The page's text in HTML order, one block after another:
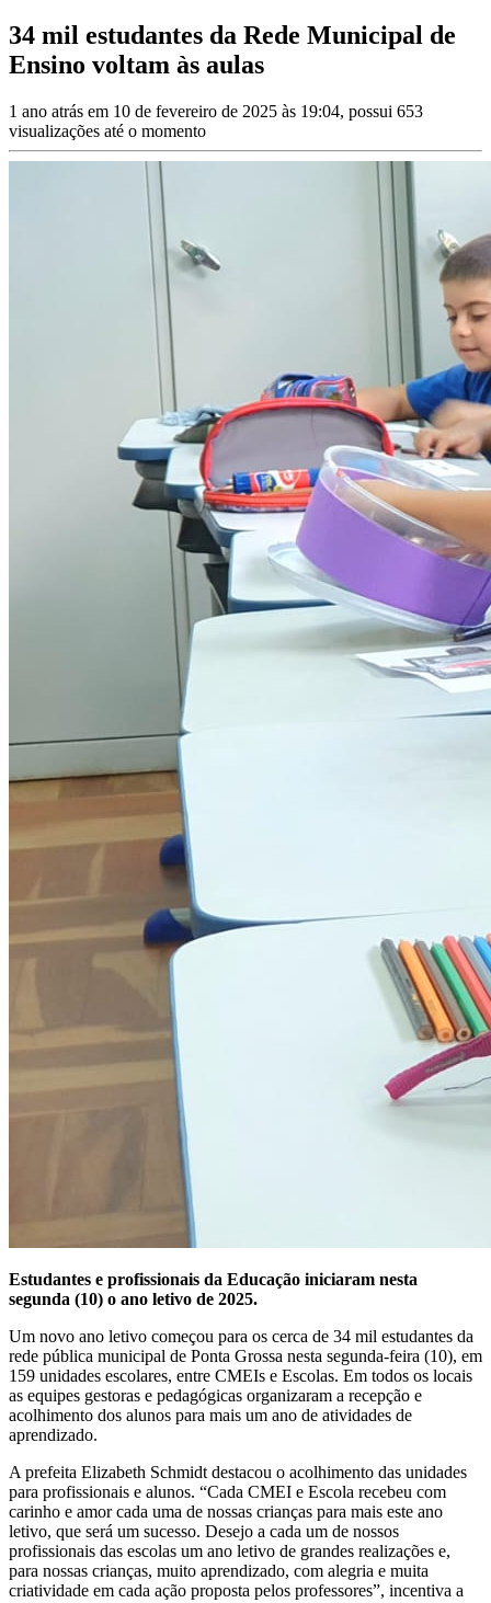
34 mil estudantes da Rede Municipal de
Ensino voltam às aulas
1 ano atrás em 10 de fevereiro de 2025 às 19:04, possui 653
visualizações até o momento
Estudantes e profissionais da Educação iniciaram nesta
segunda (10) o ano letivo de 2025.
Um novo ano letivo começou para os cerca de 34 mil estudantes da
rede pública municipal de Ponta Grossa nesta segunda-feira (10), em
159 unidades escolares, entre CMEIs e Escolas. Em todos os locais
as equipes gestoras e pedagógicas organizaram a recepção e
acolhimento dos alunos para mais um ano de atividades de
aprendizado.
A prefeita Elizabeth Schmidt destacou o acolhimento das unidades
para profissionais e alunos. “Cada CMEI e Escola recebeu com
carinho e amor cada uma de nossas crianças para mais este ano
letivo, que será um sucesso. Desejo a cada um de nossos
profissionais das escolas um ano letivo de grandes realizações e,
para nossas crianças, muito aprendizado, com alegria e muita
criatividade em cada ação proposta pelos professores”, incentiva a